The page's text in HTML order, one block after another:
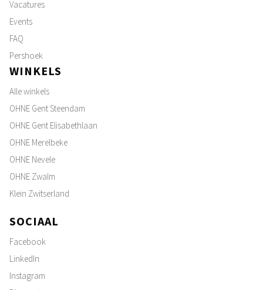
Vacatures
Events
FAQ
Pershoek
WINKELS
Alle winkels
OHNE Gent Steendam
OHNE Gent Elisabethlaan
OHNE Merelbeke
OHNE Nevele
OHNE Zwalm
Klein Zwitserland
SOCIAAL
Facebook
LinkedIn
Instagram